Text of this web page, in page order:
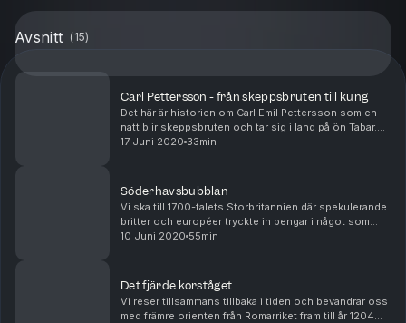
Avsnitt ( 15)
Carl Pettersson - från skeppsbruten till kung
Det här är historien om Carl Emil Pettersson som en
natt blir skeppsbruten och tar sig i land på ön Tabar.
Han blir förälskad och senare kung. Det sägs att hans
17 Juni 2020 33min
Söderhavsbubblan
Vi ska till 1700-talets Storbritannien där spekulerande
britter och européer tryckte in pengar i något som
skulle visa sig vara ett luftslott. Fredrik Timell berättar
10 Juni 2020 55min
Det fjärde korståget
Vi reser tillsammans tillbaka i tiden och bevandrar oss
med främre orienten från Romarriket fram till år 1204